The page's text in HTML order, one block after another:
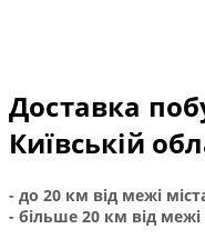
Доставка
Київській
- до 20 км від межі
- більше 20 км від